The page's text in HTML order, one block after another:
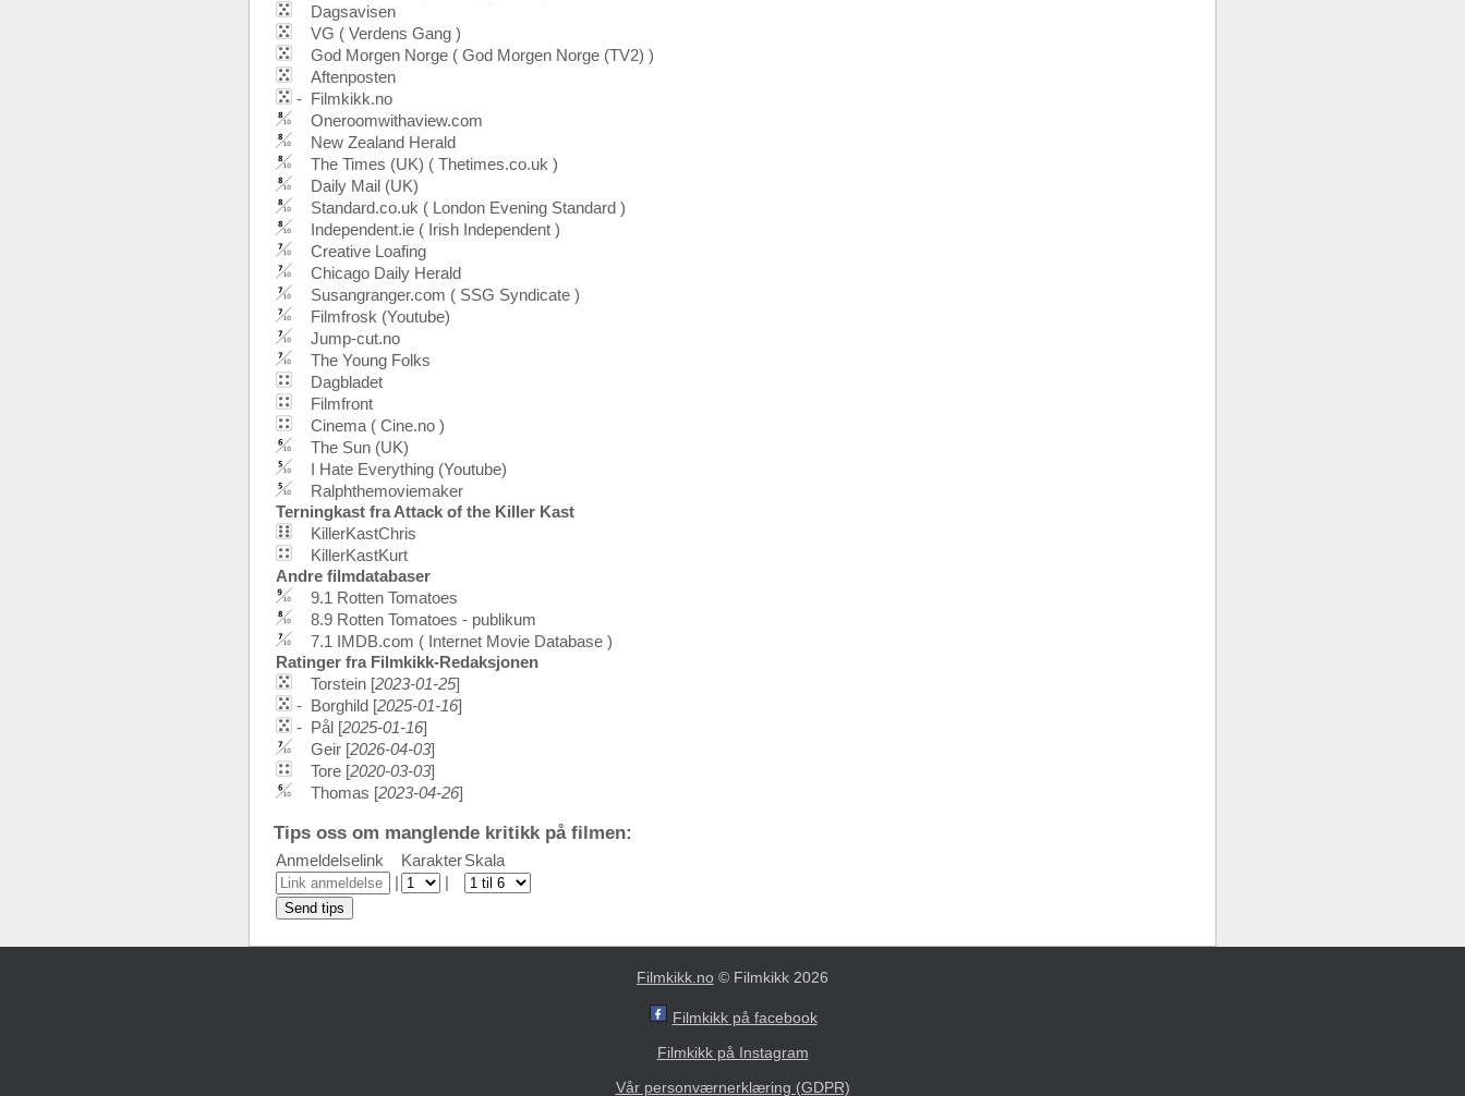
Dagsavisen
VG ( Verdens Gang )
God Morgen Norge ( God Morgen Norge (TV2) )
Aftenposten
- Filmkikk.no
Oneroomwithaview.com
New Zealand Herald
The Times (UK) ( Thetimes.co.uk )
Daily Mail (UK)
Standard.co.uk ( London Evening Standard )
Independent.ie ( Irish Independent )
Creative Loafing
Chicago Daily Herald
Susangranger.com ( SSG Syndicate )
Filmfrosk (Youtube)
Jump-cut.no
The Young Folks
Dagbladet
Filmfront
Cinema ( Cine.no )
The Sun (UK)
I Hate Everything (Youtube)
Ralphthemoviemaker
Terningkast fra Attack of the Killer Kast
KillerKastChris
KillerKastKurt
Andre filmdatabaser
9.1 Rotten Tomatoes
8.9 Rotten Tomatoes - publikum
7.1 IMDB.com ( Internet Movie Database )
Ratinger fra Filmkikk-Redaksjonen
Torstein [2023-01-25]
- Borghild [2025-01-16]
- Pål [2025-01-16]
Geir [2026-04-03]
Tore [2020-03-03]
Thomas [2023-04-26]
Tips oss om manglende kritikk på filmen:
Anmeldelselink KarakterSkala
|
|
Filmkikk.no © Filmkikk 2026
Filmkikk på facebook
Filmkikk på Instagram
Vår personværnerklæring (GDPR)